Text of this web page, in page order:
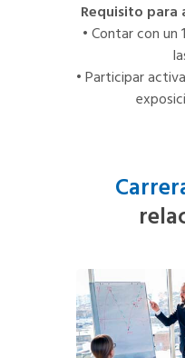
Requisito
• Contar con
• Participar